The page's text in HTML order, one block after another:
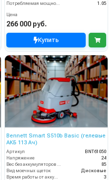
1.05
Цена
266 000 руб.
Купить
Bennett Smart S510b Basic (гелевые
АКБ 113 Ач)
Артикул
BNT61050
Напряжение
24
85
Вид моечных щеток
Дисковые
Время работы от аккумуляторов (ч)
3